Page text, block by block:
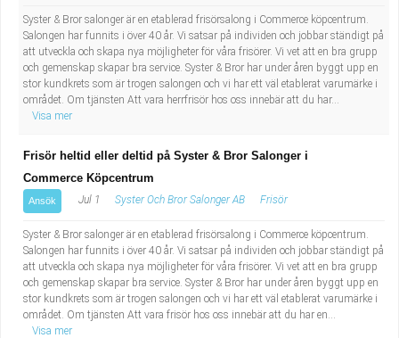
Syster & Bror salonger är en etablerad frisörsalong i Commerce köpcentrum.
Salongen har funnits i över 40 år. Vi satsar på individen och jobbar ständigt på
att utveckla och skapa nya möjligheter för våra frisörer. Vi vet att en bra grupp
och gemenskap skapar bra service. Syster & Bror har under åren byggt upp en
stor kundkrets som är trogen salongen och vi har ett väl etablerat varumärke i
området. Om tjänsten Att vara herrfrisör hos oss innebär att du har...
Visa mer
Frisör heltid eller deltid på Syster & Bror Salonger i
Commerce Köpcentrum
Ansök Jul 1 Syster Och Bror Salonger AB Frisör
Syster & Bror salonger är en etablerad frisörsalong i Commerce köpcentrum.
Salongen har funnits i över 40 år. Vi satsar på individen och jobbar ständigt på
att utveckla och skapa nya möjligheter för våra frisörer. Vi vet att en bra grupp
och gemenskap skapar bra service. Syster & Bror har under åren byggt upp en
stor kundkrets som är trogen salongen och vi har ett väl etablerat varumärke i
området. Om tjänsten Att vara frisör hos oss innebär att du har en...
Visa mer